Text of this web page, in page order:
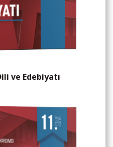
ve Edebiyatı